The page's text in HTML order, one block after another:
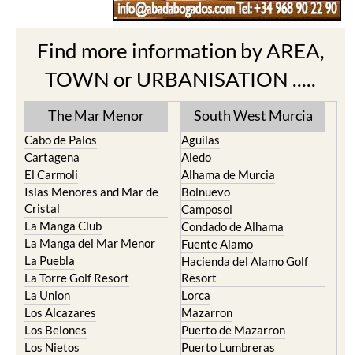
Find more information by AREA,
TOWN or URBANISATION .....
The Mar Menor
Cabo de Palos
Cartagena
El Carmoli
Islas Menores and Mar de
Cristal
La Manga Club
La Manga del Mar Menor
La Puebla
La Torre Golf Resort
La Union
Los Alcazares
Los Belones
Los Nietos
South West Murcia
Aguilas
Aledo
Alhama de Murcia
Bolnuevo
Camposol
Condado de Alhama
Fuente Alamo
Hacienda del Alamo Golf
Resort
Lorca
Mazarron
Puerto de Mazarron
Puerto Lumbreras